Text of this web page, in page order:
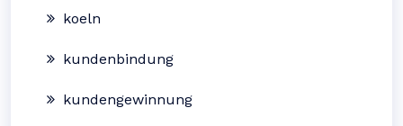
koeln
kundenbindung
kundengewinnung